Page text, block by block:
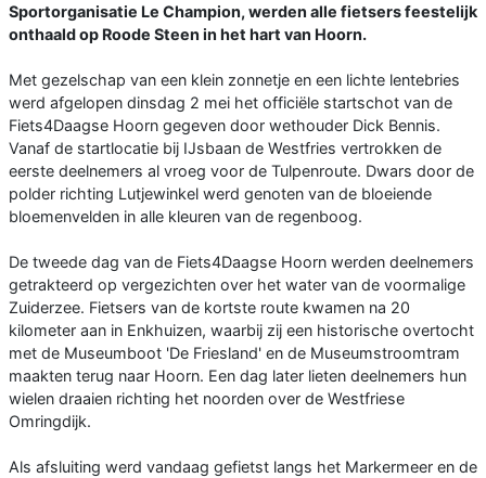
Sportorganisatie Le Champion, werden alle fietsers feestelijk
onthaald op Roode Steen in het hart van Hoorn.
Met gezelschap van een klein zonnetje en een lichte lentebries
werd afgelopen dinsdag 2 mei het officiële startschot van de
Fiets4Daagse Hoorn gegeven door wethouder Dick Bennis.
Vanaf de startlocatie bij IJsbaan de Westfries vertrokken de
eerste deelnemers al vroeg voor de Tulpenroute. Dwars door de
polder richting Lutjewinkel werd genoten van de bloeiende
bloemenvelden in alle kleuren van de regenboog.
De tweede dag van de Fiets4Daagse Hoorn werden deelnemers
getrakteerd op vergezichten over het water van de voormalige
Zuiderzee. Fietsers van de kortste route kwamen na 20
kilometer aan in Enkhuizen, waarbij zij een historische overtocht
met de Museumboot 'De Friesland' en de Museumstroomtram
maakten terug naar Hoorn. Een dag later lieten deelnemers hun
wielen draaien richting het noorden over de Westfriese
Omringdijk.
Als afsluiting werd vandaag gefietst langs het Markermeer en de